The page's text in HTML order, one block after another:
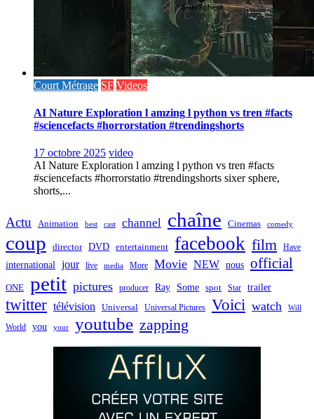
Court Métrage SF Videos
AI Nature Exploration l amzing l python vs tren #facts
#sciencefacts #horrorstation #trendingshorts
17 octobre 2025 video
AI Nature Exploration l amzing l python vs tren #facts
#sciencefacts #horrorstatio #trendingshorts sixer sphere,
shorts,...
Actu Animation best cast channel chaîne Cinemas comedy
coup director DVD entertainment facebook film Have
international jour live media More Movie NEW nous official
ONE petit pictures producer Ray Some spot Star trailer
twitter télévision Universal Universal Pictures Voici watch Will
World you your youtube zapping